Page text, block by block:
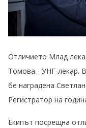
Отличието Млад
Томова - УНГ-лекар.
бе наградена
Регистратор на
Екипът посрещна